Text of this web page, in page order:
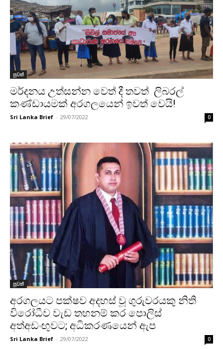
පුවත්
මර්දනය උත්සන්න වෙත් දී තවත් ලිබරල්
කණ්ඩායමක් අරගලයෙන් ඉවත් වෙයි!
Sri Lanka Brief - 29/07/2022 0
පුවත්
අරගලයට පක්ෂව අදහස් වූ ගුරුවරයකු නිති
විරෝධීව වැඩ තහනම් කර පොලිස්
අත්අඩංඟුවට; අධිකරණයෙන් ඇප
Sri Lanka Brief - 29/07/2022 0